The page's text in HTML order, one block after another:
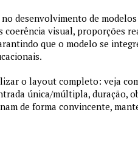
desenvolvimento de
visual, proporções
que o modelo se
o layout completo: veja
única/múltipla, duração,
de forma convincente,